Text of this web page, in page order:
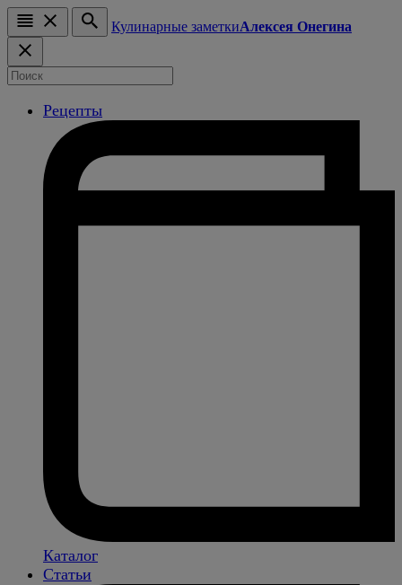
Кулинарные заметкиАлексея Онегина
Рецепты
Каталог
Статьи